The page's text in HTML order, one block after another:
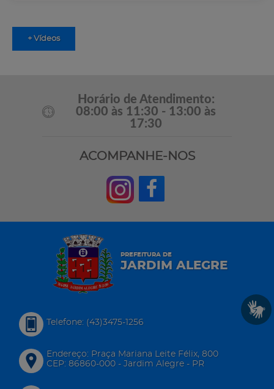
+ Vídeos
Horário de Atendimento:
08:00 às 11:30 - 13:00 às
17:30
ACOMPANHE-NOS
PREFEITURA DE
JARDIM ALEGRE
Telefone: (43)3475-1256
Endereço: Praça Mariana Leite Félix, 800
CEP: 86860-000 - Jardim Alegre - PR